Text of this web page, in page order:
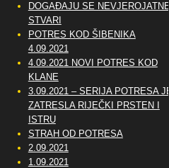
DOGAĐAJU SE NEVJEROJATNE
STVARI
POTRES KOD ŠIBENIKA
4.09.2021
4.09.2021 NOVI POTRES KOD
KLANE
3.09.2021 – SERIJA POTRESA JE
ZATRESLA RIJEČKI PRSTEN I
ISTRU
STRAH OD POTRESA
2.09.2021
1.09.2021